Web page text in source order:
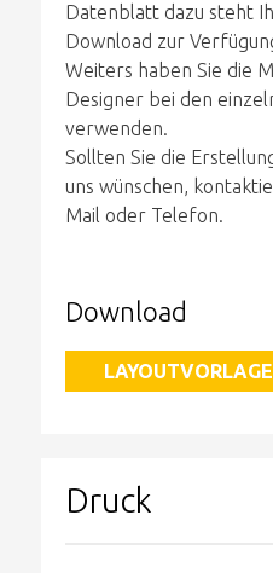
Datenblatt dazu steht
Download zur
Weiters haben Sie die
Designer bei den
verwenden.
Sollten Sie die
uns wünschen,
Mail oder Telefon.
Download
Druck